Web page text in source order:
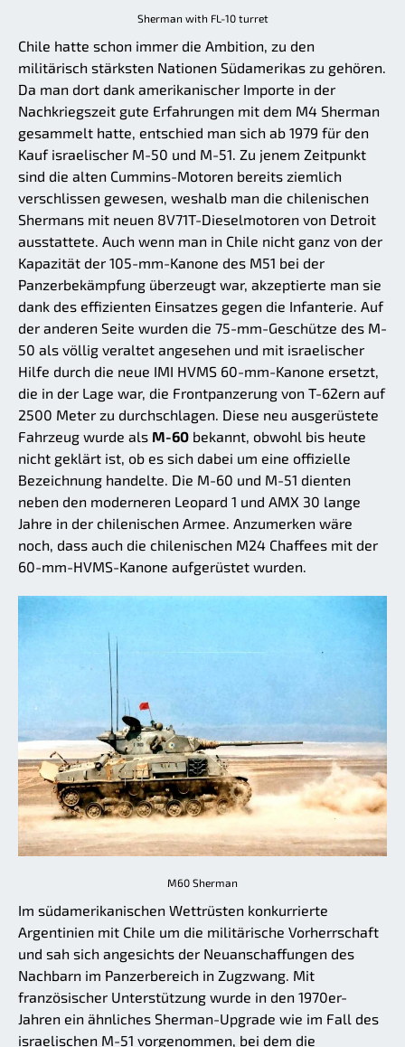
Sherman with FL-10 turret
Chile hatte schon immer die Ambition, zu den
militärisch stärksten Nationen Südamerikas zu gehören.
Da man dort dank amerikanischer Importe in der
Nachkriegszeit gute Erfahrungen mit dem M4 Sherman
gesammelt hatte, entschied man sich ab 1979 für den
Kauf israelischer M-50 und M-51. Zu jenem Zeitpunkt
sind die alten Cummins-Motoren bereits ziemlich
verschlissen gewesen, weshalb man die chilenischen
Shermans mit neuen 8V71T-Dieselmotoren von Detroit
ausstattete. Auch wenn man in Chile nicht ganz von der
Kapazität der 105-mm-Kanone des M51 bei der
Panzerbekämpfung überzeugt war, akzeptierte man sie
dank des effizienten Einsatzes gegen die Infanterie. Auf
der anderen Seite wurden die 75-mm-Geschütze des M-
50 als völlig veraltet angesehen und mit israelischer
Hilfe durch die neue IMI HVMS 60-mm-Kanone ersetzt,
die in der Lage war, die Frontpanzerung von T-62ern auf
2500 Meter zu durchschlagen. Diese neu ausgerüstete
Fahrzeug wurde als M-60 bekannt, obwohl bis heute
nicht geklärt ist, ob es sich dabei um eine offizielle
Bezeichnung handelte. Die M-60 und M-51 dienten
neben den moderneren Leopard 1 und AMX 30 lange
Jahre in der chilenischen Armee. Anzumerken wäre
noch, dass auch die chilenischen M24 Chaffees mit der
60-mm-HVMS-Kanone aufgerüstet wurden.
M60 Sherman
Im südamerikanischen Wettrüsten konkurrierte
Argentinien mit Chile um die militärische Vorherrschaft
und sah sich angesichts der Neuanschaffungen des
Nachbarn im Panzerbereich in Zugzwang. Mit
französischer Unterstützung wurde in den 1970er-
Jahren ein ähnliches Sherman-Upgrade wie im Fall des
israelischen M-51 vorgenommen, bei dem die